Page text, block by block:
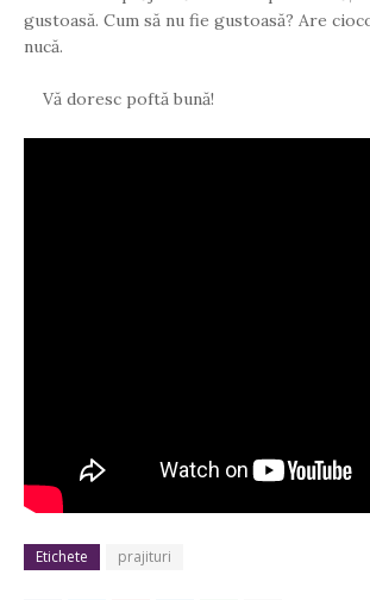
gustoasă. Cum să nu fie gustoasă? Are
nucă.
Vă doresc poftă bună!
Etichete prajituri